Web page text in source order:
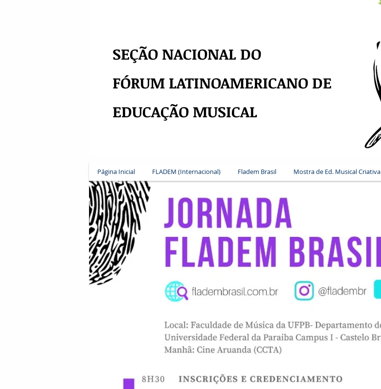
SEÇÃO NACIONAL DO
FÓRUM LATINOAMERICANO DE
EDUCAÇÃO MUSICAL
Página Inicial FLADEM (Internacional) Fladem Brasil Mostra de Ed. Musical Criativa